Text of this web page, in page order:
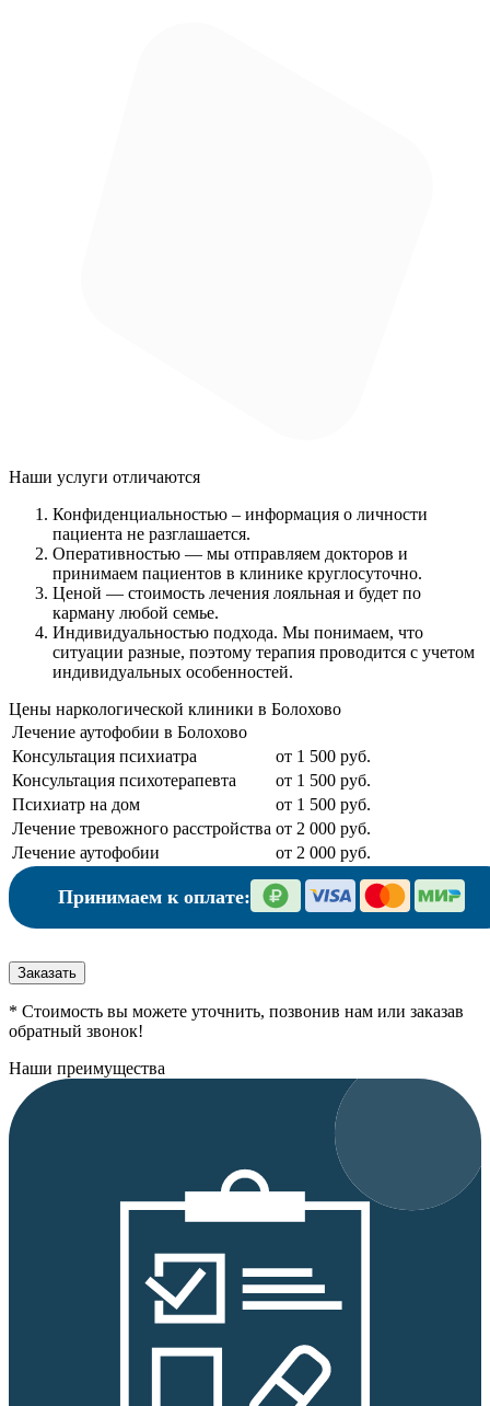
Наши услуги отличаются
Конфиденциальностью – информация о личности
пациента не разглашается.
Оперативностью — мы отправляем докторов и
принимаем пациентов в клинике круглосуточно.
Ценой — стоимость лечения лояльная и будет по
карману любой семье.
Индивидуальностью подхода. Мы понимаем, что
ситуации разные, поэтому терапия проводится с учетом
индивидуальных особенностей.
Цены наркологической клиники в Болохово
Лечение аутофобии в Болохово
Консультация психиатра
от 1 500 руб.
Консультация психотерапевта
от 1 500 руб.
Психиатр на дом
от 1 500 руб.
Лечение тревожного расстройства от 2 000 руб.
Лечение аутофобии
от 2 000 руб.
Принимаем к оплате:
Заказать
* Стоимость вы можете уточнить, позвонив нам или заказав
обратный звонок!
Наши преимущества